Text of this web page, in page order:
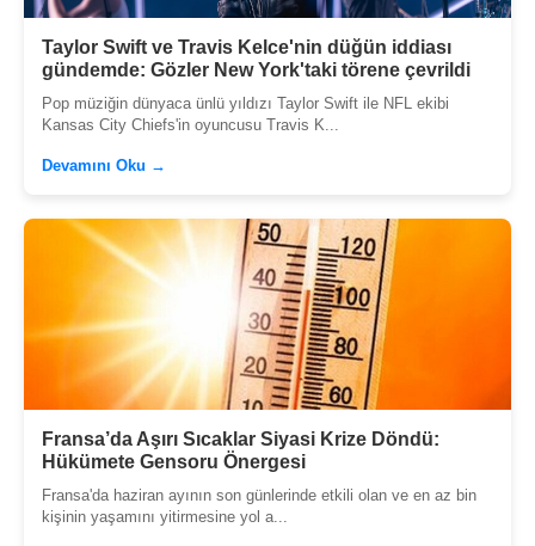
Taylor Swift ve Travis Kelce'nin düğün iddiası
gündemde: Gözler New York'taki törene çevrildi
Pop müziğin dünyaca ünlü yıldızı Taylor Swift ile NFL ekibi
Kansas City Chiefs'in oyuncusu Travis K...
Devamını Oku →
Fransa’da Aşırı Sıcaklar Siyasi Krize Döndü:
Hükümete Gensoru Önergesi
Fransa'da haziran ayının son günlerinde etkili olan ve en az bin
kişinin yaşamını yitirmesine yol a...